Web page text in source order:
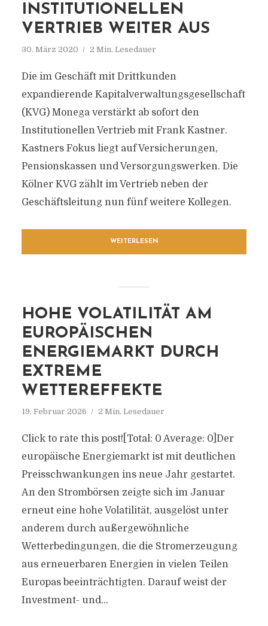
INSTITUTIONELLEN
VERTRIEB WEITER AUS
30. März 2020 2 Min. Lesedauer
Die im Geschäft mit Drittkunden
expandierende Kapitalverwaltungsgesellschaft
(KVG) Monega verstärkt ab sofort den
Institutionellen Vertrieb mit Frank Kastner.
Kastners Fokus liegt auf Versicherungen,
Pensionskassen und Versorgungswerken. Die
Kölner KVG zählt im Vertrieb neben der
Geschäftsleitung nun fünf weitere Kollegen.
WEITERLESEN
HOHE VOLATILITÄT AM
EUROPÄISCHEN
ENERGIEMARKT DURCH
EXTREME
WETTEREFFEKTE
19. Februar 2026 2 Min. Lesedauer
Click to rate this post![Total: 0 Average: 0]Der
europäische Energiemarkt ist mit deutlichen
Preisschwankungen ins neue Jahr gestartet.
An den Strombörsen zeigte sich im Januar
erneut eine hohe Volatilität, ausgelöst unter
anderem durch außergewöhnliche
Wetterbedingungen, die die Stromerzeugung
aus erneuerbaren Energien in vielen Teilen
Europas beeinträchtigten. Darauf weist der
Investment- und...